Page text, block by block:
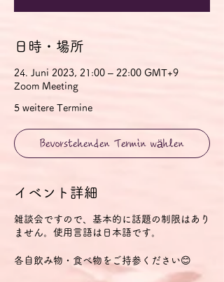
日時・場所
24. Juni 2023, 21:00 – 22:00 GMT+9
Zoom Meeting
5 weitere Termine
Bevorstehenden Termin wählen
イベント詳細
雑談会ですので、基本的に話題の制限はあり
ません。使用言語は日本語です。
各自飲み物・食べ物をご持参ください😊